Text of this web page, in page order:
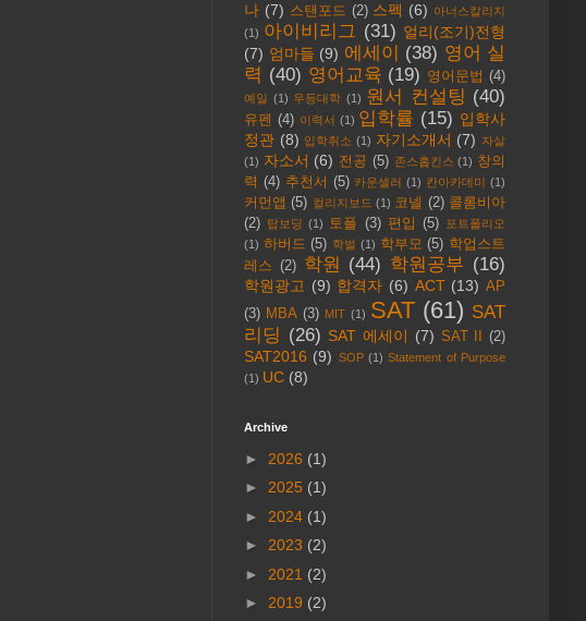
나 (7) 스탠포드 (2) 스펙 (6) 아너스칼리지
(1) 아이비리그 (31) 얼리(조기)전형
(7) 엄마들 (9) 에세이 (38) 영어 실
력 (40) 영어교육 (19) 영어문법 (4)
예일 (1) 우등대학 (1) 원서 컨설팅 (40)
유펜 (4) 이력서 (1) 입학률 (15) 입학사
정관 (8) 입학취소 (1) 자기소개서 (7) 자살
(1) 자소서 (6) 전공 (5) 존스홉킨스 (1) 창의
력 (4) 추천서 (5) 카운셀러 (1) 칸아카데미 (1)
커먼앱 (5) 컬리지보드 (1) 코넬 (2) 콜롬비아
(2) 탑보딩 (1) 토플 (3) 편입 (5) 포트폴리오
(1) 하버드 (5) 학벌 (1) 학부모 (5) 학업스트
레스
(2) 학원 (44) 학원공부 (16)
학원광고 (9) 합격자 (6) ACT (13) AP
(3) MBA (3) MIT (1) SAT (61) SAT
리딩 (26) SAT 에세이 (7) SAT II (2)
SAT2016 (9) SOP (1) Statement of Purpose
(1) UC (8)
Archive
► 2026 (1)
► 2025 (1)
► 2024 (1)
► 2023 (2)
► 2021 (2)
► 2019 (2)